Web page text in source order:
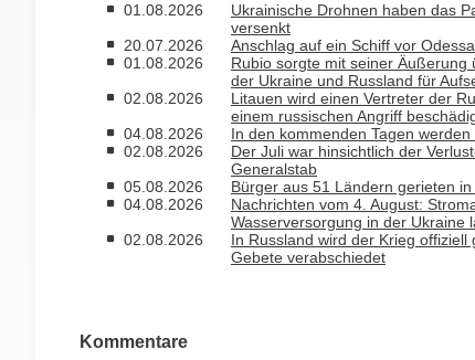
01.08.2026
Ukrainische Drohnen haben das
versenkt
20.07.2026
Anschlag auf ein Schiff vor
01.08.2026
Rubio sorgte mit seiner Äußerung
der Ukraine und Russland für
02.08.2026
Litauen wird einen Vertreter der
einem russischen Angriff
04.08.2026
In den kommenden Tagen
02.08.2026
Der Juli war hinsichtlich der
Generalstab
05.08.2026
Bürger aus 51 Ländern gerieten
04.08.2026
Nachrichten vom 4. August:
Wasserversorgung in der Ukraine
02.08.2026
In Russland wird der Krieg
Gebete verabschiedet
Kommentare